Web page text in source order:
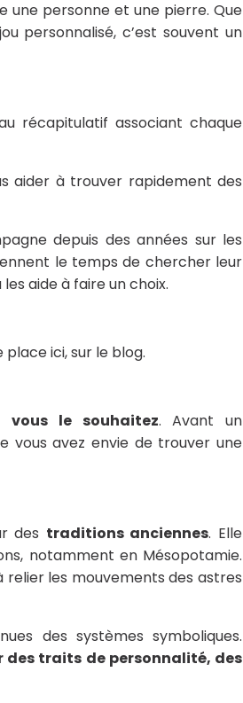
personne et une pierre. Que
personnalisé, c’est souvent un
récapitulatif associant chaque
aider à trouver rapidement des
depuis des années sur les
le temps de chercher leur
aide à faire un choix.
place ici, sur le blog.
vous le souhaitez. Avant un
vous avez envie de trouver une
des traditions anciennes. Elle
notamment en Mésopotamie.
les mouvements des astres
des systèmes symboliques.
des traits de personnalité, des